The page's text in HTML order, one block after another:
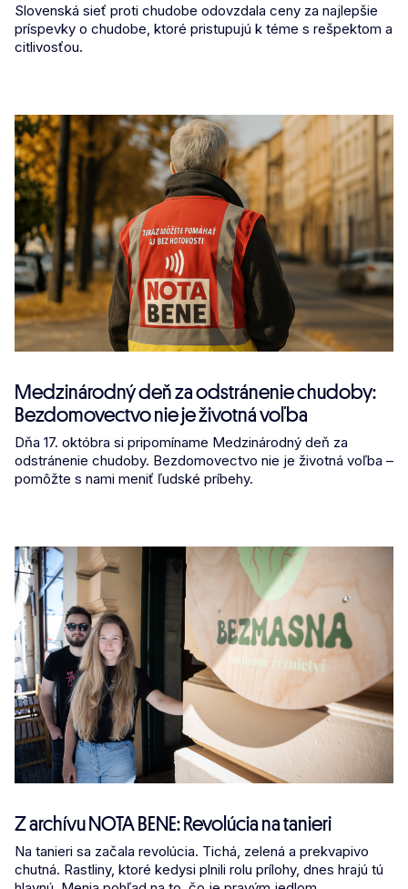
Slovenská sieť proti chudobe odovzdala ceny za najlepšie
príspevky o chudobe, ktoré pristupujú k téme s rešpektom a
citlivosťou.
Medzinárodný deň za odstránenie chudoby:
Bezdomovectvo nie je životná voľba
Dňa 17. októbra si pripomíname Medzinárodný deň za
odstránenie chudoby. Bezdomovectvo nie je životná voľba –
pomôžte s nami meniť ľudské príbehy.
Z archívu NOTA BENE: Revolúcia na tanieri
Na tanieri sa začala revolúcia. Tichá, zelená a prekvapivo
chutná. Rastliny, ktoré kedysi plnili rolu prílohy, dnes hrajú tú